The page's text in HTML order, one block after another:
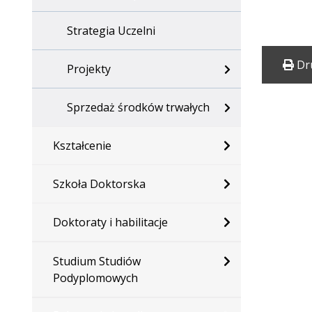
Strategia Uczelni
Projekty
Sprzedaż środków trwałych
Kształcenie
Szkoła Doktorska
Doktoraty i habilitacje
Studium Studiów
Podyplomowych